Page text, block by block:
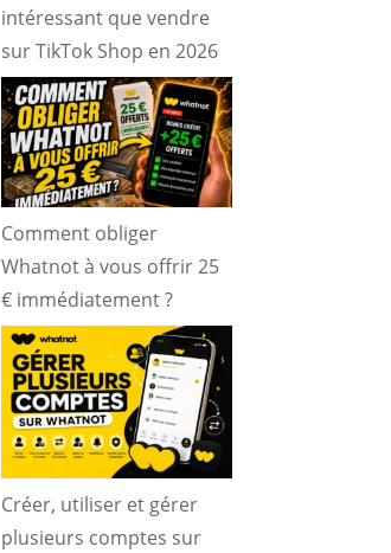
intéressant que vendre
sur TikTok Shop en 2026
Comment obliger
Whatnot à vous offrir 25
€ immédiatement ?
Créer, utiliser et gérer
plusieurs comptes sur